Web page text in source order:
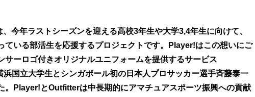
今年ラストシーズンを迎える高校3年生や大学3,4年生に向けて、
ている部活生を応援するプロジェクトです。Player!はこの想いにご
サーロゴ付きオリジナルユニフォームを提供するサービス
浜国立大学生とシンガポール初の日本人プロサッカー選手斉藤泰一
。Player!とOutfitterは中長期的にアマチュアスポーツ振興への貢献